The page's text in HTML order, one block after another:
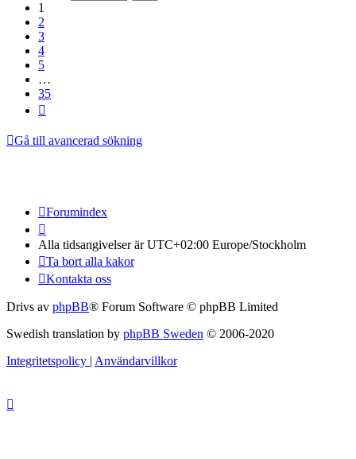
1
2
3
4
5
…
35
Gå till avancerad sökning
Forumindex
Alla tidsangivelser är UTC+02:00 Europe/Stockholm
Ta bort alla kakor
Kontakta oss
Drivs av phpBB® Forum Software © phpBB Limited
Swedish translation by phpBB Sweden © 2006-2020
Integritetspolicy | Användarvillkor